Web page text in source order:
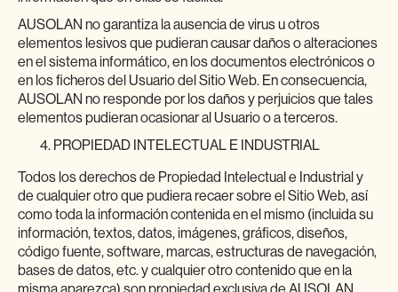
AUSOLAN no garantiza la ausencia de virus u otros
elementos lesivos que pudieran causar daños o alteraciones
en el sistema informático, en los documentos electrónicos o
en los ficheros del Usuario del Sitio Web. En consecuencia,
AUSOLAN no responde por los daños y perjuicios que tales
elementos pudieran ocasionar al Usuario o a terceros.
PROPIEDAD INTELECTUAL E INDUSTRIAL
Todos los derechos de Propiedad Intelectual e Industrial y
de cualquier otro que pudiera recaer sobre el Sitio Web, así
como toda la información contenida en el mismo (incluida su
información, textos, datos, imágenes, gráficos, diseños,
código fuente, software, marcas, estructuras de navegación,
bases de datos, etc. y cualquier otro contenido que en la